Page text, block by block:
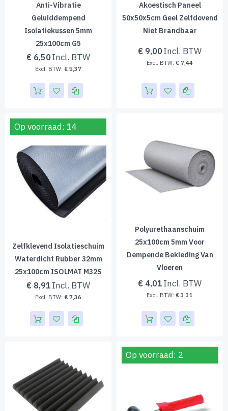
Anti-Vibratie
Geluiddempend
Isolatiekussen 5mm
25x100cm G5
€ 6,50
€ 5,37
Akoestisch Paneel
50x50x5cm Geel Zelfdovend
Niet Brandbaar
€ 9,00
€ 7,44
Op voorraad: 14
Zelfklevend Isolatieschuim
Waterdicht Rubber 32mm
25x100cm ISOLMAT M32S
€ 8,91
€ 7,36
Polyurethaanschuim
25x100cm 5mm Voor
Dempende Bekleding Van
Vloeren
€ 4,01
€ 3,31
Op voorraad: 2